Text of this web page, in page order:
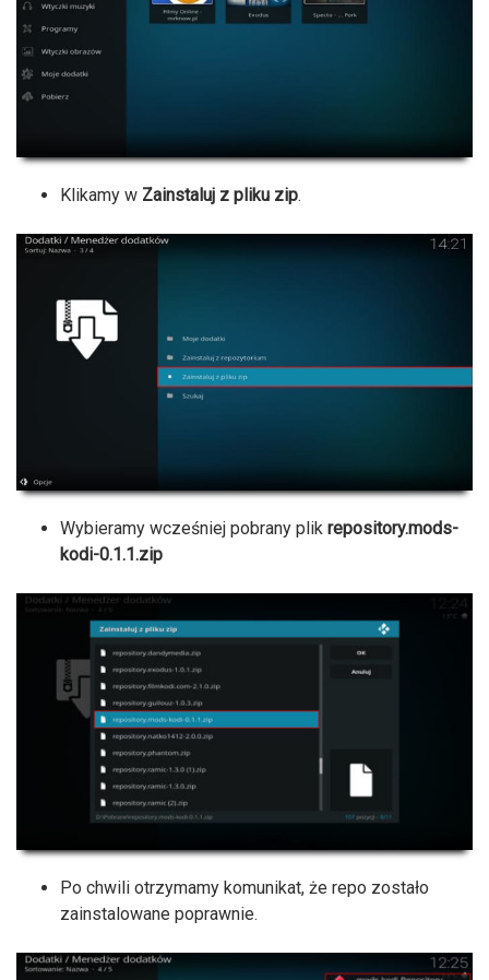
Klikamy w Zainstaluj z pliku zip.
Wybieramy wcześniej pobrany plik repository.mods-
kodi-0.1.1.zip
Po chwili otrzymamy komunikat, że repo zostało
zainstalowane poprawnie.